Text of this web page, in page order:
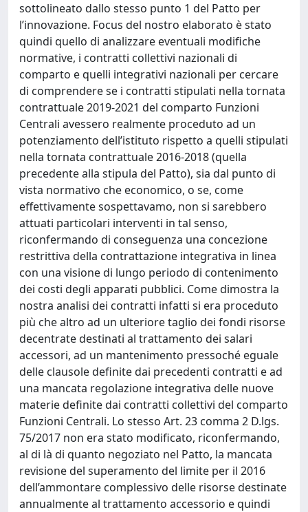
sottolineato dallo stesso punto 1 del Patto per
l’innovazione. Focus del nostro elaborato è stato
quindi quello di analizzare eventuali modifiche
normative, i contratti collettivi nazionali di
comparto e quelli integrativi nazionali per cercare
di comprendere se i contratti stipulati nella tornata
contrattuale 2019-2021 del comparto Funzioni
Centrali avessero realmente proceduto ad un
potenziamento dell’istituto rispetto a quelli stipulati
nella tornata contrattuale 2016-2018 (quella
precedente alla stipula del Patto), sia dal punto di
vista normativo che economico, o se, come
effettivamente sospettavamo, non si sarebbero
attuati particolari interventi in tal senso,
riconfermando di conseguenza una concezione
restrittiva della contrattazione integrativa in linea
con una visione di lungo periodo di contenimento
dei costi degli apparati pubblici. Come dimostra la
nostra analisi dei contratti infatti si era proceduto
più che altro ad un ulteriore taglio dei fondi risorse
decentrate destinati al trattamento dei salari
accessori, ad un mantenimento pressoché eguale
delle clausole definite dai precedenti contratti e ad
una mancata regolazione integrativa delle nuove
materie definite dai contratti collettivi del comparto
Funzioni Centrali. Lo stesso Art. 23 comma 2 D.lgs.
75/2017 non era stato modificato, riconfermando,
al di là di quanto negoziato nel Patto, la mancata
revisione del superamento del limite per il 2016
dell’ammontare complessivo delle risorse destinate
annualmente al trattamento accessorio e quindi